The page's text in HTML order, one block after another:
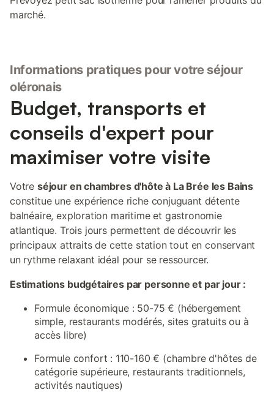
marché.
Informations pratiques pour votre séjour
oléronais
Budget, transports et
conseils d'expert pour
maximiser votre visite
Votre séjour en chambres d'hôte à La Brée les Bains
constitue une expérience riche conjuguant détente
balnéaire, exploration maritime et gastronomie
atlantique. Trois jours permettent de découvrir les
principaux attraits de cette station tout en conservant
un rythme relaxant idéal pour se ressourcer.
Estimations budgétaires par personne et par jour :
Formule économique : 50-75 € (hébergement
simple, restaurants modérés, sites gratuits ou à
accès libre)
Formule confort : 110-160 € (chambre d'hôtes de
catégorie supérieure, restaurants traditionnels,
activités nautiques)